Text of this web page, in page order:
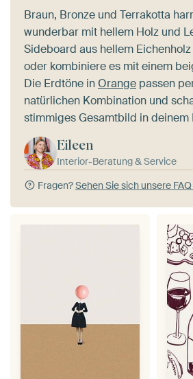
Braun, Bronze und Terrakotta
wunderbar mit hellem Holz und
Sideboard aus hellem
oder kombiniere es mit einem
Die Erdtöne inOrange passen
natürlichen Kombination und
stimmiges Gesamtbild in deinem
Eileen
Interior-Beratung & Service
Fragen?Sehen Sie sich unsere